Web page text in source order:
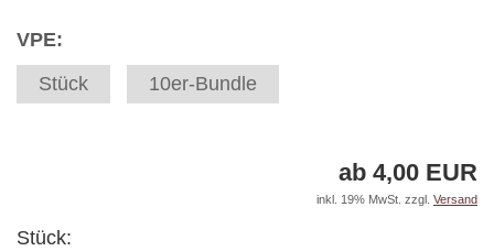
VPE:
Stück
10er-Bundle
ab 4,00 EUR
inkl. 19% MwSt. zzgl. Versand
Stück: